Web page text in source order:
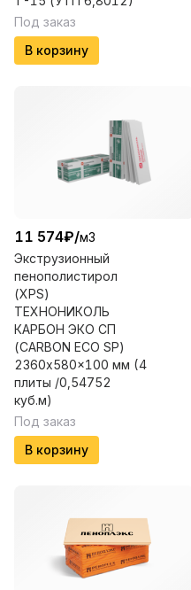
Под заказ
В корзину
11 574₽/м3
Экструзионный
пенополистирол
(XPS)
ТЕХНОНИКОЛЬ
КАРБОН ЭКО СП
(CARBON ECO SP)
2360x580x100 мм (4
плиты /0,54752
куб.м)
Под заказ
В корзину